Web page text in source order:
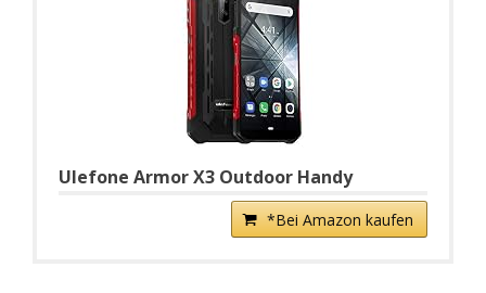
Ulefone Armor X3 Outdoor Handy
*Bei Amazon kaufen